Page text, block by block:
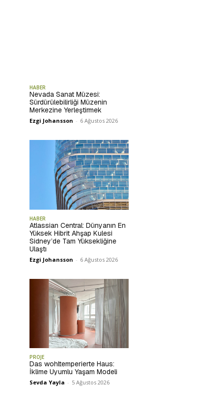
HABER
Nevada Sanat Müzesi:
Sürdürülebilirliği Müzenin
Merkezine Yerleştirmek
Ezgi Johansson - 6 Ağustos 2026
HABER
Atlassian Central: Dünyanın En
Yüksek Hibrit Ahşap Kulesi
Sidney’de Tam Yüksekliğine
Ulaştı
Ezgi Johansson - 6 Ağustos 2026
PROJE
Das wohltemperierte Haus:
İklime Uyumlu Yaşam Modeli
Sevda Yayla - 5 Ağustos 2026